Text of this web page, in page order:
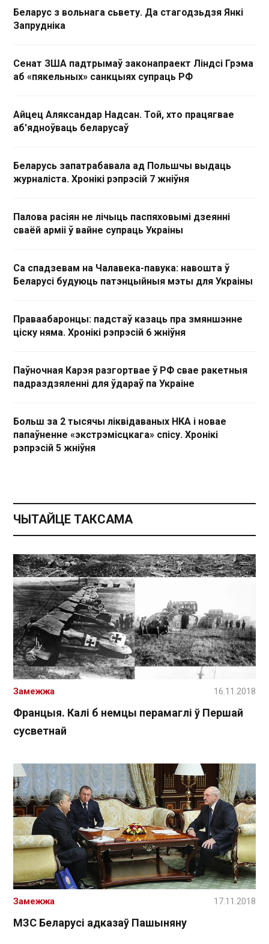
Беларус з вольнага сьвету. Да стагодзьдзя Янкі
Запрудніка
Сенат ЗША падтрымаў законапраект Ліндсі Грэма
аб «пякельных» санкцыях супраць РФ
Айцец Аляксандар Надсан. Той, хто працягвае
аб'ядноўваць беларусаў
Беларусь запатрабавала ад Польшчы выдаць
журналіста. Хронікі рэпрэсій 7 жніўня
Палова расіян не лічыць паспяховымі дзеянні
сваёй арміі ў вайне супраць Украіны
Са спадзевам на Чалавека-павука: навошта ў
Беларусі будуюць патэнцыйныя мэты для Украіны
Праваабаронцы: падстаў казаць пра змяншэнне
ціску няма. Хронікі рэпрэсій 6 жніўня
Паўночная Карэя разгортвае ў РФ свае ракетныя
падраздзяленні для ўдараў па Украіне
Больш за 2 тысячы ліквідаваных НКА і новае
папаўненне «экстрэмісцкага» спісу. Хронікі
рэпрэсій 5 жніўня
ЧЫТАЙЦЕ ТАКСАМА
Францыя. Калі б немцы перамаглі ў Першай
сусветнай
Замежжа 16.11.2018
МЗС Беларусі адказаў Пашыняну
Замежжа 17.11.2018